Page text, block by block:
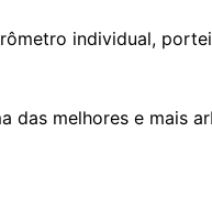
individual,
das melhores e mais